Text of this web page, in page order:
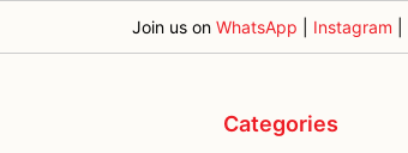
Join us on WhatsApp Instagram
Categories